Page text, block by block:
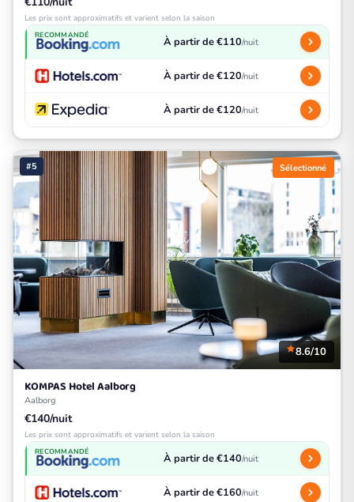
Les prix sont approximatifs et varient selon la saison
RECOMMANDÉ À partir de €110/nuit
À partir de €120/nuit
À partir de €120/nuit
#5 Sélectionné
8.6/10
KOMPAS Hotel Aalborg
Aalborg
€140/nuit
Les prix sont approximatifs et varient selon la saison
RECOMMANDÉ À partir de €140/nuit
À partir de €160/nuit